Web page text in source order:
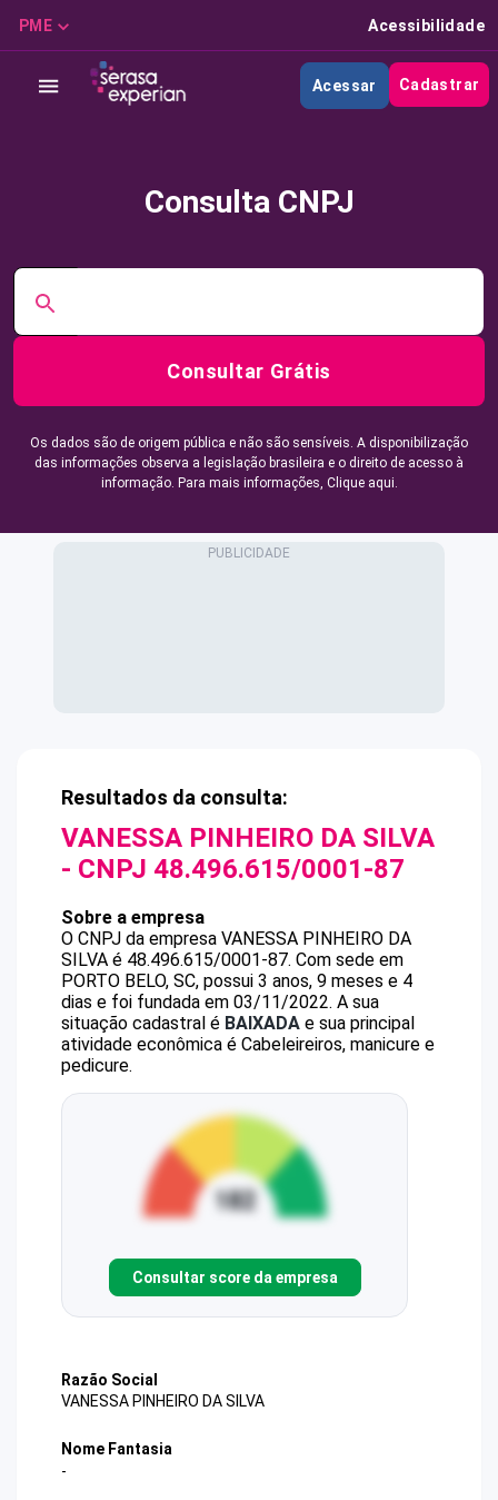
PME Acessibilidade
Acessar Cadastrar
Consulta CNPJ
Consultar Grátis
Os dados são de origem pública e não são sensíveis. A disponibilização
das informações observa a legislação brasileira e o direito de acesso à
informação. Para mais informações, Clique aqui.
Resultados da consulta:
VANESSA PINHEIRO DA SILVA
- CNPJ 48.496.615/0001-87
Sobre a empresa
O CNPJ da empresa VANESSA PINHEIRO DA
SILVA é 48.496.615/0001-87. Com sede em
PORTO BELO, SC, possui 3 anos, 9 meses e 4
dias e foi fundada em 03/11/2022. A sua
situação cadastral é BAIXADA e sua principal
atividade econômica é Cabeleireiros, manicure e
pedicure.
Consultar score da empresa
Razão Social
VANESSA PINHEIRO DA SILVA
Nome Fantasia
-